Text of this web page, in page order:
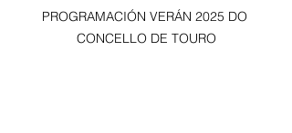
PROGRAMACIÓN VERÁN 2025 DO
CONCELLO DE TOURO